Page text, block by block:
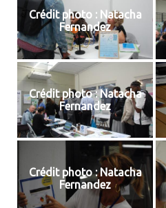
Crédit photo : Natacha
Fernandez
Crédit photo : Natacha
Fernandez
Crédit photo : Natacha
Fernandez